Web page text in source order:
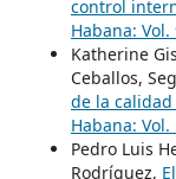
control
Habana: Vol.
Katherine
Ceballos,
de la
Habana:
Pedro Luis
Rodríguez,